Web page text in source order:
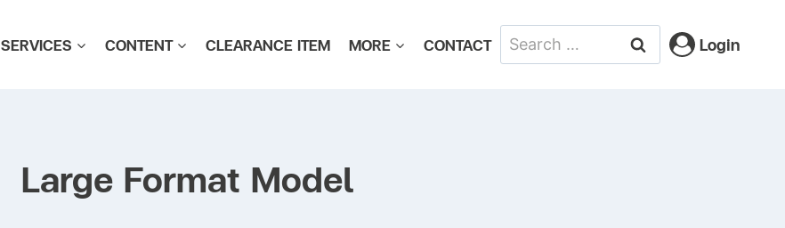
SERVICES CONTENT CLEARANCE ITEM MORE CONTACT Login
Large Format Model